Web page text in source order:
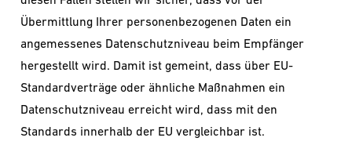
Übermittlung Ihrer personenbezogenen Daten ein
angemessenes Datenschutzniveau beim Empfänger
hergestellt wird. Damit ist gemeint, dass über EU-
Standardverträge oder ähnliche Maßnahmen ein
Datenschutzniveau erreicht wird, dass mit den
Standards innerhalb der EU vergleichbar ist.